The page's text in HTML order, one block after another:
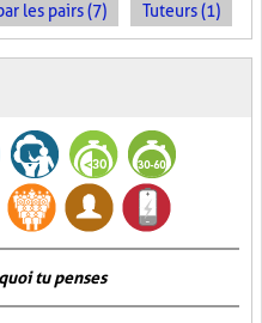
les pairs (7) Tuteurs (1)
tu penses